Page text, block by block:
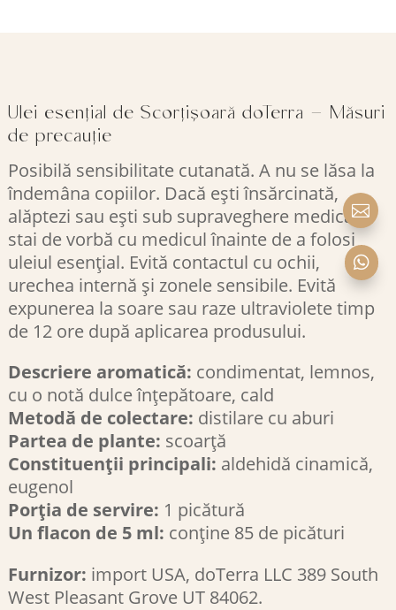
Ulei esențial de Scorțișoară doTerra – Măsuri
de precauție
Posibilă sensibilitate cutanată. A nu se lăsa la
îndemâna copiilor. Dacă ești însărcinată,
alăptezi sau ești sub supraveghere medicală,
stai de vorbă cu medicul înainte de a folosi
uleiul esențial. Evită contactul cu ochii,
urechea internă și zonele sensibile. Evită
expunerea la soare sau raze ultraviolete timp
de 12 ore după aplicarea produsului.
Descriere aromatică: condimentat, lemnos,
cu o notă dulce înțepătoare, cald
Metodă de colectare: distilare cu aburi
Partea de plante: scoarță
Constituenții principali: aldehidă cinamică,
eugenol
Porția de servire: 1 picătură
Un flacon de 5 ml: conține 85 de picături
Furnizor: import USA, doTerra LLC 389 South
West Pleasant Grove UT 84062.

